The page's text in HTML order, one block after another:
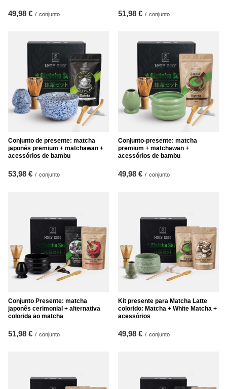
49,98 € / conjunto 51,98 € / conjunto
Conjunto de presente: matcha
japonês premium + matchawan +
acessórios de bambu
53,98 € / conjunto
Conjunto-presente: matcha
premium + matchawan +
acessórios de bambu
49,98 € / conjunto
Conjunto Presente: matcha
japonês cerimonial + alternativa
colorida ao matcha
51,98 € / conjunto
Kit presente para Matcha Latte
colorido: Matcha + White Matcha +
acessórios
49,98 € / conjunto